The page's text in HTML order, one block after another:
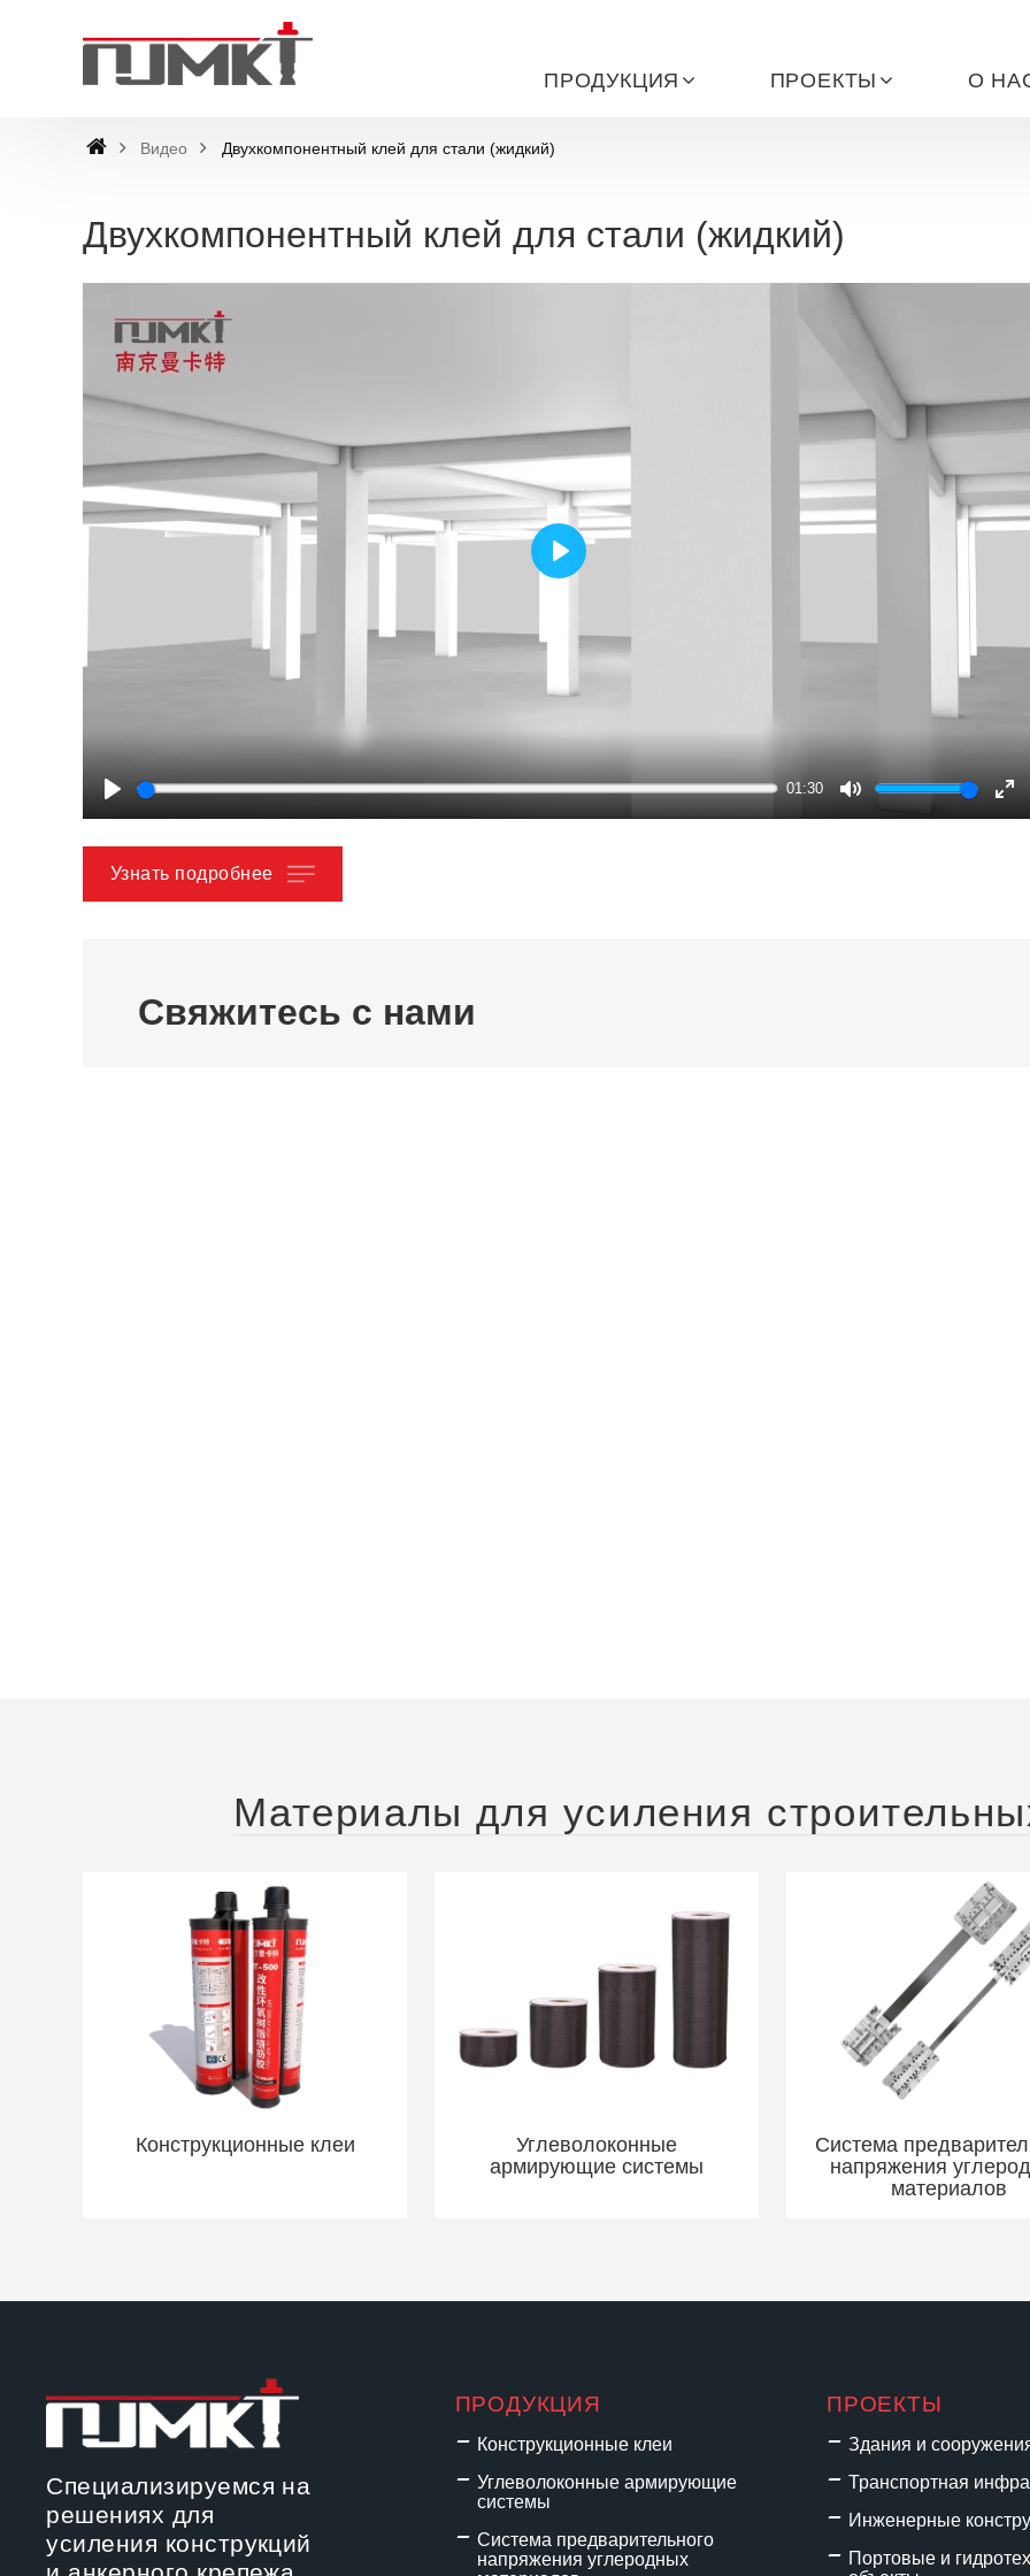
ПРОДУКЦИЯ ПРОЕКТЫ О
Видео Двухкомпонентный клей для стали (жидкий)
Двухкомпонентный клей для стали (жидкий)
Play
01:30
Mute
Play
Узнать подробнее
Свяжитесь с нами
Материалы для усиления
Конструкционные клеи
Углеволоконные
армирующие системы
Система
напряжения
материалов
Специализируемся на
решениях для
усиления конструкций
ПРОДУКЦИЯ
Конструкционные клеи
Углеволоконные армирующие
системы
Система предварительного
напряжения углеродных
ПРОЕКТЫ
Здания и
Транспортная
Инженерные
Портовые и